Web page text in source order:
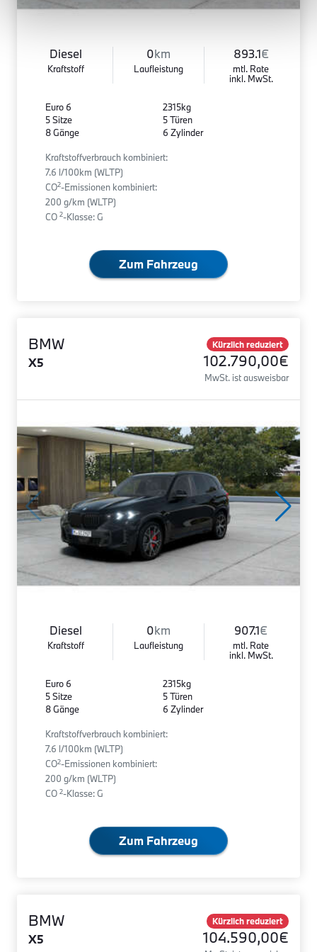
Diesel
Kraftstoff
0km
Laufleistung
893.1€
mtl. Rate
inkl. MwSt.
Euro 6
5 Sitze
8 Gänge
2315kg
5 Türen
6 Zylinder
Kraftstoffverbrauch kombiniert:
7.6 l/100km (WLTP)
CO2-Emissionen kombiniert:
200 g/km (WLTP)
CO 2-Klasse: G
Zum Fahrzeug
BMW
X5
Kürzlich reduziert
102.790,00€
MwSt. ist ausweisbar
Diesel
Kraftstoff
0km
Laufleistung
907.1€
mtl. Rate
inkl. MwSt.
Euro 6
5 Sitze
8 Gänge
2315kg
5 Türen
6 Zylinder
Kraftstoffverbrauch kombiniert:
7.6 l/100km (WLTP)
CO2-Emissionen kombiniert:
200 g/km (WLTP)
CO 2-Klasse: G
Zum Fahrzeug
BMW
X5
Kürzlich reduziert
104.590,00€